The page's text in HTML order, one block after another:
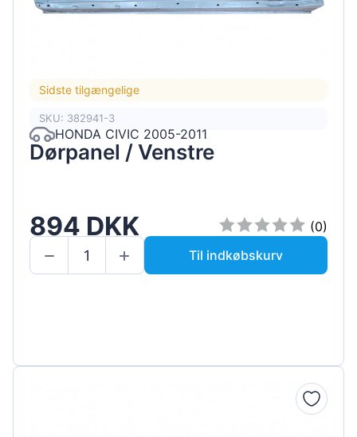
Sidste tilgængelige
SKU: 382941-3
HONDA CIVIC 2005-2011
Dørpanel / Venstre
894 DKK
(0)
Til indkøbskurv